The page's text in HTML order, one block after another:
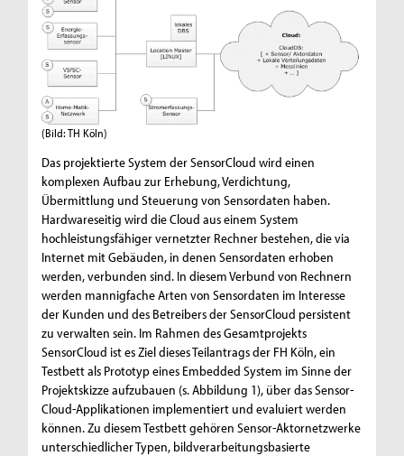
(Bild: TH Köln)
Das projektierte System der SensorCloud wird einen
komplexen Aufbau zur Erhebung, Verdichtung,
Übermittlung und Steuerung von Sensordaten haben.
Hardwareseitig wird die Cloud aus einem System
hochleistungsfähiger vernetzter Rechner bestehen, die via
Internet mit Gebäuden, in denen Sensordaten erhoben
werden, verbunden sind. In diesem Verbund von Rechnern
werden mannigfache Arten von Sensordaten im Interesse
der Kunden und des Betreibers der SensorCloud persistent
zu verwalten sein. Im Rahmen des Gesamtprojekts
SensorCloud ist es Ziel dieses Teilantrags der FH Köln, ein
Testbett als Prototyp eines Embedded System im Sinne der
Projektskizze aufzubauen (s. Abbildung 1), über das Sensor-
Cloud-Applikationen implementiert und evaluiert werden
können. Zu diesem Testbett gehören Sensor-Aktornetzwerke
unterschiedlicher Typen, bildverarbeitungsbasierte